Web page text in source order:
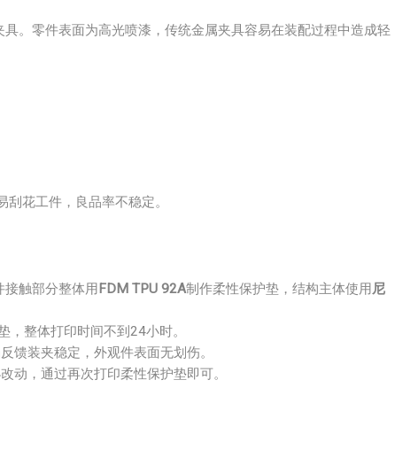
。零件表面为高光喷漆，传统金属夹具容易在装配过程中造成轻
刮花工件，良品率不稳定。
触部分整体用 FDM TPU 92A制作柔性保护垫，结构主体使用尼
整体打印时间不到24小时。
馈装夹稳定，外观件表面无划伤。
动，通过再次打印柔性保护垫即可。